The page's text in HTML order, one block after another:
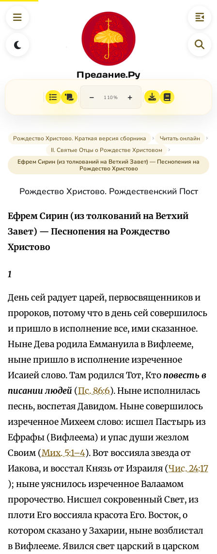
Предание.Ру
− 110% +
Рождество Христово. Краткая версия сборника
Читать онлайн
II. Святые Отцы о Рождестве Христовом
Ефрем Сирин (из толкований на Ветхий Завет) — Песнопения на
Рождество Христово
Рождество Христово. Рождественский Пост
Ефрем Сирин (из толкований на Ветхий
Завет) — Песнопения на Рождество
Христово
1
День сей радует царей, первосвященников и
пророков, потому что в день сей совершилось
и пришло в исполнение все, ими сказанное.
Ныне Дева родила Еммануила в Вифлееме,
ныне пришло в исполнение изреченное
Исаией слово. Там родился Тот, Ктоповесть в
писании людей (Пс. 86:6). Ныне исполнилась
песнь, воспетая Давидом. Ныне совершилось
изреченное Михеем слово: исшел Пастырь из
Ефрафы (Вифлеема) и упас души жезлом
Своим (Мих. 5:1–4). Вот воссияла звезда от
Иакова, и восстал Князь от Израиля (Чис. 24:17
); ныне уяснилось изреченное Валаамом
пророчество. Нисшел сокровенный Свет, из
плоти Его воссияла красота Его. Восток, о
котором сказано у Захарии, ныне возблистал
в Вифлееме. Явился свет царский в царском